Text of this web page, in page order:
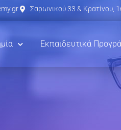
Σαρωνικού 33 & Κρατίνου,
Εκπαιδευτικά